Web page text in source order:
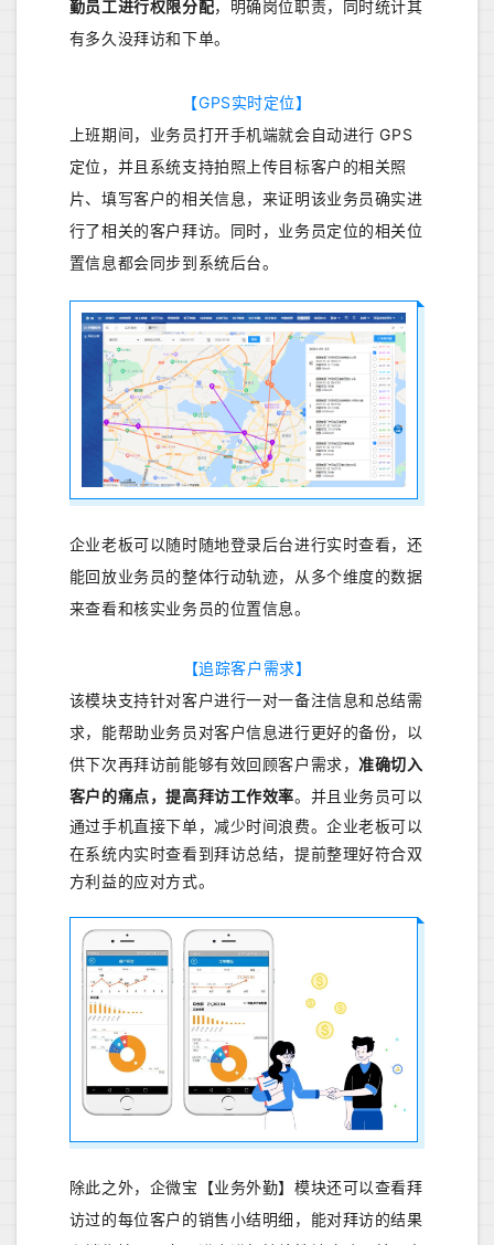
勤员工进行权限分配，明确岗位职责，同时统计其
有多久没拜访和下单。
【GPS实时定位】
上班期间，业务员打开手机端就会自动进行 GPS
定位，并且系统支持拍照上传目标客户的相关照
片、填写客户的相关信息，来证明该业务员确实进
行了相关的客户拜访。同时，业务员定位的相关位
置信息都会同步到系统后台。
企业老板可以随时随地登录后台进行实时查看，还
能回放业务员的整体行动轨迹，从多个维度的数据
来查看和核实业务员的位置信息。
【追踪客户需求】
该模块支持针对客户进行一对一备注信息和总结需
求，能帮助业务员对客户信息进行更好的备份，以
供下次再拜访前能够有效回顾客户需求，准确切入
客户的痛点，提高拜访工作效率。 并且业务员可以
通过手机直接下单，减少时间浪费。企业老板可以
在系统内实时查看到拜访总结，提前整理好符合双
方利益的应对方式。
除此之外，企微宝【业务外勤】模块还可以查看拜
访过的每位客户的销售小结明细，能对拜访的结果